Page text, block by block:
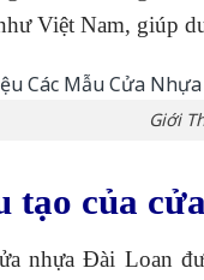
Việt Nam, giúp
Giới
tạo của
nhựa Đài Loan